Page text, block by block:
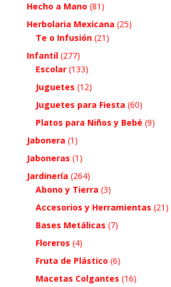
Hecho a Mano (81)
Herbolaria Mexicana (25)
Te o Infusión (21)
Infantil (277)
Escolar (133)
Juguetes (12)
Juguetes para Fiesta (60)
Platos para Niños y Bebé (9)
Jabonera (1)
Jaboneras (1)
Jardinería (264)
Abono y Tierra (3)
Accesorios y Herramientas (21)
Bases Metálicas (7)
Floreros (4)
Fruta de Plástico (6)
Macetas Colgantes (16)